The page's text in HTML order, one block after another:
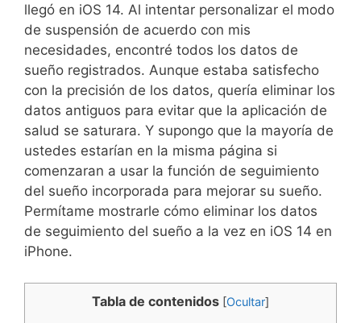
llegó en iOS 14. Al intentar personalizar el modo
de suspensión de acuerdo con mis
necesidades, encontré todos los datos de
sueño registrados. Aunque estaba satisfecho
con la precisión de los datos, quería eliminar los
datos antiguos para evitar que la aplicación de
salud se saturara. Y supongo que la mayoría de
ustedes estarían en la misma página si
comenzaran a usar la función de seguimiento
del sueño incorporada para mejorar su sueño.
Permítame mostrarle cómo eliminar los datos
de seguimiento del sueño a la vez en iOS 14 en
iPhone.
Tabla de contenidos [Ocultar]